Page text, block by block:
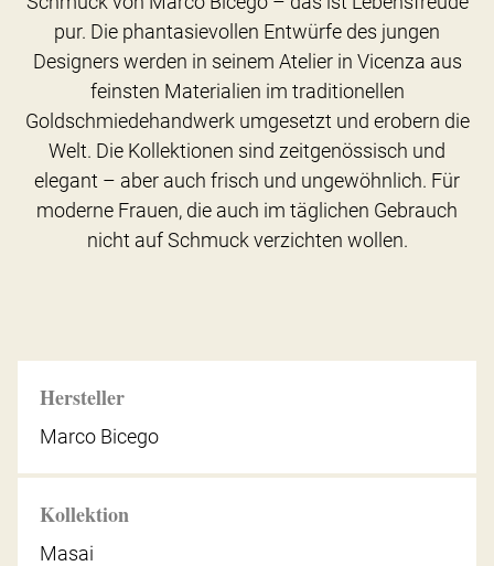
Hersteller
Marco Bicego
Kollektion
Masai
pur. Die phantasievollen Entwürfe des jungen
Designers werden in seinem Atelier in Vicenza aus
feinsten Materialien im traditionellen
Goldschmiedehandwerk umgesetzt und erobern die
Welt. Die Kollektionen sind zeitgenössisch und
elegant – aber auch frisch und ungewöhnlich. Für
moderne Frauen, die auch im täglichen Gebrauch
nicht auf Schmuck verzichten wollen.